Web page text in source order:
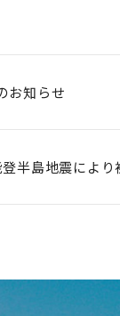
お知らせ
半島地震によ